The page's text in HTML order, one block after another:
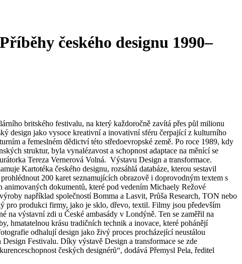
českého designu 1990–
britského festivalu, na který každoročně zavítá přes půl milionu
design jako vysoce kreativní a inovativní sféru čerpající z kulturního
a řemeslném dědictví této středoevropské země. Po roce 1989, kdy
struktur, byla vynalézavost a schopnost adaptace na měnící se
Tereza Vernerová Volná. Výstavu Design a transformace.
Kartotéka českého designu, rozsáhlá databáze, kterou sestavil
200 karet seznamujících obrazově i doprovodným textem s
dokumentů, které pod vedením Michaely Režové
například společností Bomma a Lasvit, Průša Research, TON nebo
pro produkci firmy, jako je sklo, dřevo, textil. Filmy jsou především
na výstavní zdi u České ambasády v Londýně. Ten se zaměřil na
hmatatelnou krásu tradičních technik a inovace, které pohánějí
odhalují design jako živý proces procházející neustálou
Festivalu. Díky výstavě Design a transformace se zde
českých designérů“, dodává Přemysl Pela, ředitel